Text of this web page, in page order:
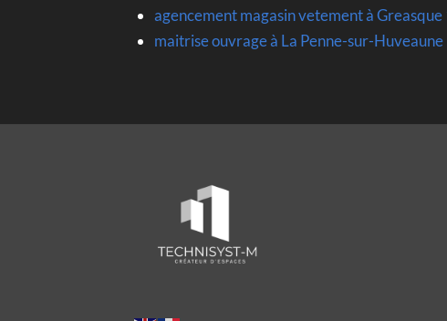
agencement magasin vetement à
maitrise ouvrage à La Penne-sur-